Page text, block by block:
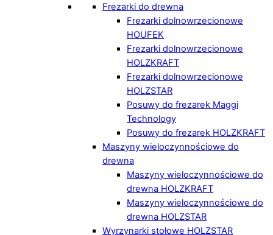
Frezarki do drewna
Frezarki dolnowrzecionowe
HOUFEK
Frezarki dolnowrzecionowe
HOLZKRAFT
Frezarki dolnowrzecionowe
HOLZSTAR
Posuwy do frezarek Maggi
Technology
Posuwy do frezarek HOLZKRAFT
Maszyny wieloczynnościowe do
drewna
Maszyny wieloczynnościowe do
drewna HOLZKRAFT
Maszyny wieloczynnościowe do
drewna HOLZSTAR
Wyrzynarki stołowe HOLZSTAR